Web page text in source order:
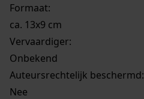
Formaat:
ca. 13x9 cm
Vervaardiger:
Onbekend
Auteursrechtelijk beschermd:
Nee